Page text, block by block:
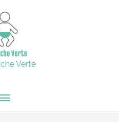
en point relais dès 60€
Verte
Menu